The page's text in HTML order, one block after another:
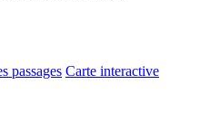
passages Carte interactive